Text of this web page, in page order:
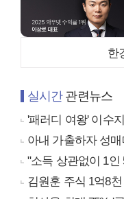
한
실시간관련뉴스
'패러디 여왕' 이수
아내 가출하자 성
"소득 상관없이 1
김원훈 주식 1억8